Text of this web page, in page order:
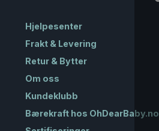
Hjelpesenter
Frakt & Levering
Retur & Bytter
Om oss
Kundeklubb
Bærekraft hos OhDearBaby.no